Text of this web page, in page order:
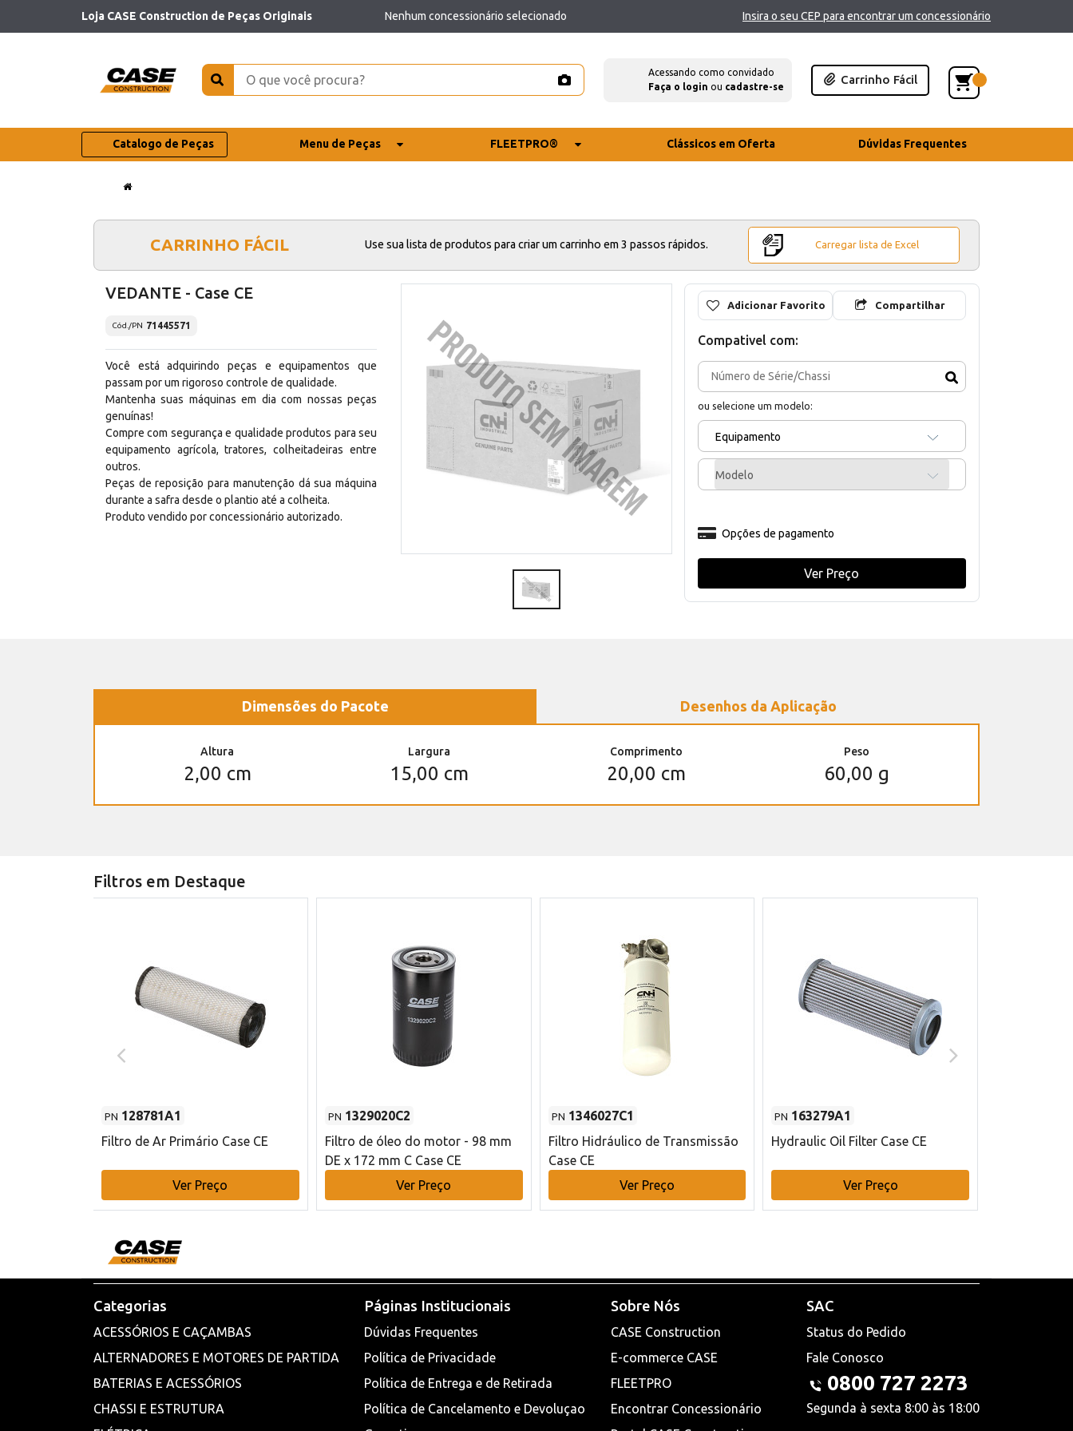
Loja CASE Construction de Peças Originais Nenhum concessionário selecionado Insira o seu CEP para encontrar um concessionário
Acessando como convidado
Faça o login ou cadastre-se
Carrinho Fácil
Catalogo de Peças Menu de Peças FLEETPRO® Clássicos em Oferta Dúvidas Frequentes
CARRINHO FÁCIL Use sua lista de produtos para criar um carrinho em 3 passos rápidos. Carregar lista de Excel
VEDANTE - Case CE
Cód./PN 71445571
Você está adquirindo peças e equipamentos que
passam por um rigoroso controle de qualidade.
Mantenha suas máquinas em dia com nossas peças
genuínas!
Compre com segurança e qualidade produtos para seu
equipamento agrícola, tratores, colheitadeiras entre
outros.
Peças de reposição para manutenção dá sua máquina
durante a safra desde o plantio até a colheita.
Produto vendido por concessionário autorizado.
Adicionar Favorito Compartilhar
Compativel com:
ou selecione um modelo:
Equipamento
Modelo
Opções de pagamento
Ver Preço
Dimensões do Pacote Desenhos da Aplicação
Altura
2,00 cm
Largura
15,00 cm
Comprimento
20,00 cm
Peso
60,00 g
Filtros em Destaque
PN 128781A1
Filtro de Ar Primário Case CE
Ver Preço
PN 1329020C2
Filtro de óleo do motor - 98 mm
DE x 172 mm C Case CE
Ver Preço
PN 1346027C1
Filtro Hidráulico de Transmissão
Case CE
Ver Preço
PN 163279A1
Hydraulic Oil Filter Case CE
Ver Preço
Categorias
ACESSÓRIOS E CAÇAMBAS
ALTERNADORES E MOTORES DE PARTIDA
BATERIAS E ACESSÓRIOS
CHASSI E ESTRUTURA
Páginas Institucionais
Dúvidas Frequentes
Política de Privacidade
Política de Entrega e de Retirada
Política de Cancelamento e Devoluçao
Sobre Nós
CASE Construction
E-commerce CASE
FLEETPRO
Encontrar Concessionário
SAC
Status do Pedido
Fale Conosco
0800 727 2273
Segunda à sexta 8:00 às 18:00